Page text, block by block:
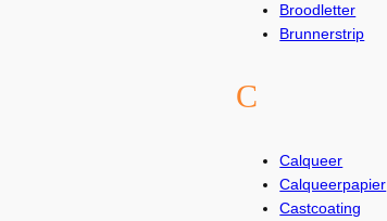
Broodletter
Brunnerstrip
C
Calqueer
Calqueerpapier
Castcoating